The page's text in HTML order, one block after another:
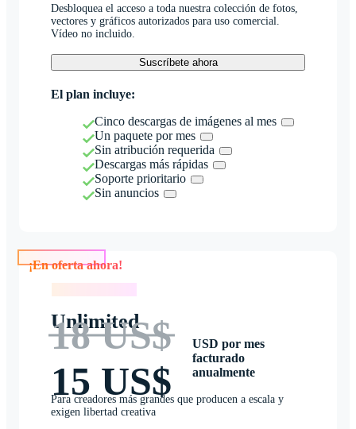
Desbloquea el acceso a toda nuestra colección de fotos,
vectores y gráficos autorizados para uso comercial.
Vídeo no incluido.
Suscríbete ahora
El plan incluye:
Cinco descargas de imágenes al mes
Un paquete por mes
Sin atribución requerida
Descargas más rápidas
Soporte prioritario
Sin anuncios
Unlimited
18 US$
15 US$
USD por mes
facturado
anualmente
Para creadores más grandes que producen a escala y
exigen libertad creativa